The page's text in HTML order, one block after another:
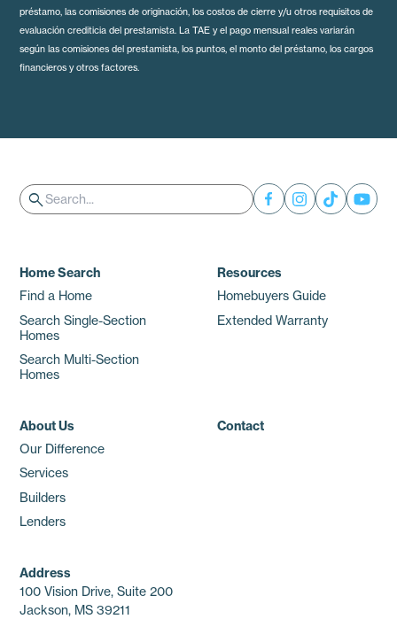
préstamo, las comisiones de originación, los costos de cierre y/u otros requisitos de
evaluación crediticia del prestamista. La TAE y el pago mensual reales variarán
según las comisiones del prestamista, los puntos, el monto del préstamo, los cargos
financieros y otros factores.
search
Search
Home Search
Find a Home
Search Single-Section
Homes
Search Multi-Section
Homes
Resources
Homebuyers Guide
Extended Warranty
About Us
Our Difference
Services
Builders
Lenders
Contact
Address
100 Vision Drive, Suite 200
Jackson, MS 39211